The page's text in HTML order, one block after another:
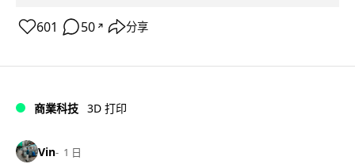
601 50 ↗ 分享
商業科技 3D 打印
Vin 1 日